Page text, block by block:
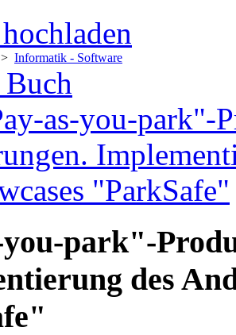
> Informatik - Software
you-park"-
des